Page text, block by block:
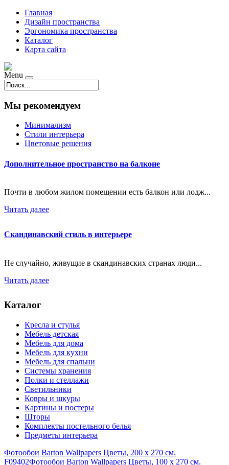
Главная
Дизайн пространства
Эргономика пространства
Каталог
Карта сайта
Menu
Мы рекомендуем
Минимализм
Стили интерьера
Цветовые решения
Дополнительное пространство на балконе
Почти в любом жилом помещении есть балкон или лодж...
Читать далее
Скандинавский стиль в интерьере
Не случайно, живущие в скандинавских странах люди...
Читать далее
Каталог
Кресла и стулья
Мебель детская
Мебель для дома
Мебель для кухни
Мебель для спальни
Системы хранения
Полки и стеллажи
Светильники
Ковры и шкуры
Картины и постеры
Шторы
Комплекты постельного белья
Предметы интерьера
Фотообои Barton Wallpapers Цветы, 200 x 270 см.
F09402Фотообои Barton Wallpapers Цветы, 100 x 270 см.